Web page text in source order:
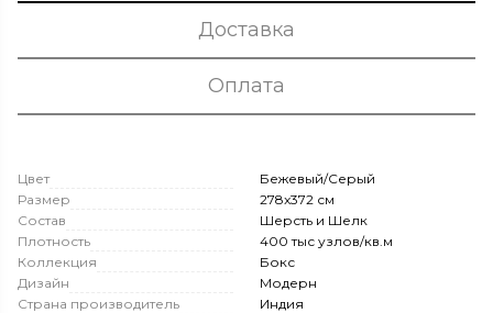
Доставка
Оплата
Цвет
Бежевый/Серый
Размер
278x372 см
Состав
Шерсть и Шелк
Плотность
400 тыс узлов/кв.м
Коллекция
Бокс
Дизайн
Модерн
Страна производитель
Индия